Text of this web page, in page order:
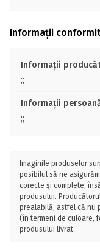
Informații
Informații
;;
Informații
;;
Imaginile produselor
posibilul să ne
corecte și complete,
produsului.
prealabilă, astfel că nu
(în termeni de culoare,
produsului livrat.